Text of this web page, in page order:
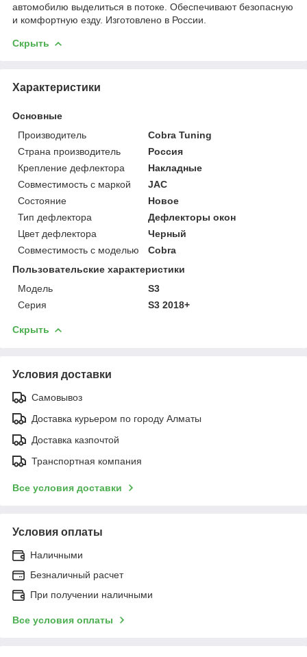
автомобилю выделиться в потоке. Обеспечивают безопасную
и комфортную езду. Изготовлено в России.
Скрыть
Характеристики
Основные
Производитель
Cobra Tuning
Страна производитель
Россия
Крепление дефлектора
Накладные
Совместимость с маркой
JAC
Состояние
Новое
Тип дефлектора
Дефлекторы окон
Цвет дефлектора
Черный
Совместимость с моделью
Cobra
Пользовательские характеристики
Модель
S3
Серия
S3 2018+
Скрыть
Условия доставки
Самовывоз
Доставка курьером по городу Алматы
Доставка казпочтой
Транспортная компания
Все условия доставки
Условия оплаты
Наличными
Безналичный расчет
При получении наличными
Все условия оплаты